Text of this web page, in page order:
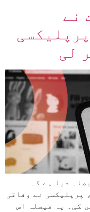
نے
لی
دیا ہے کہ
پرپلیکسی نے وفاقی
کی۔ یہ فیصلہ اس